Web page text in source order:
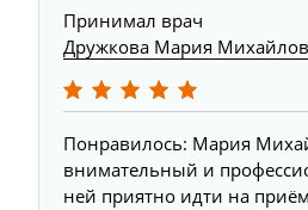
Принимал врач
Дружкова Мария
Понравилось: Мария
внимательный и
ней приятно идти на